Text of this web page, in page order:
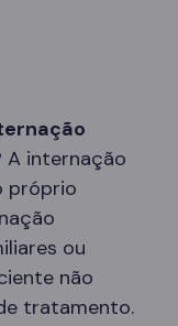
A internação
próprio
ou
não
tratamento.